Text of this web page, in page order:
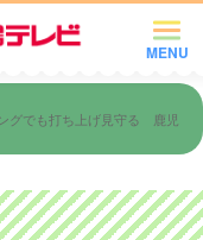
MENU
グでも打ち上げ見守る 鹿児